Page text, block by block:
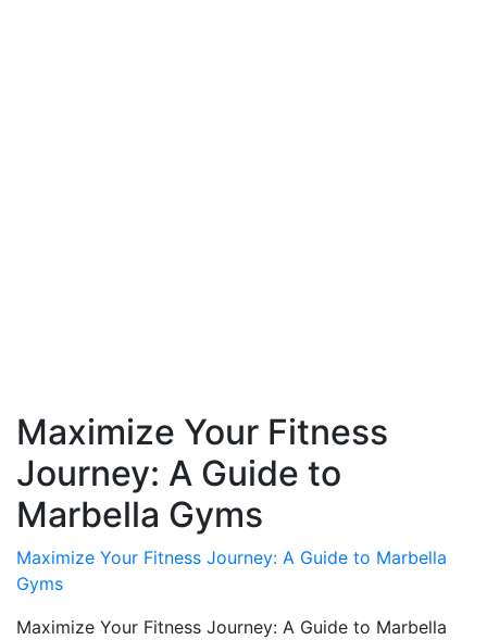
Maximize Your Fitness
Journey: A Guide to
Marbella Gyms
Maximize Your Fitness Journey: A Guide to Marbella
Gyms
Maximize Your Fitness Journey: A Guide to Marbella